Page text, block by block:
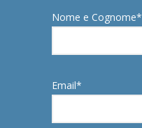
Nome e Cognome*
Email*